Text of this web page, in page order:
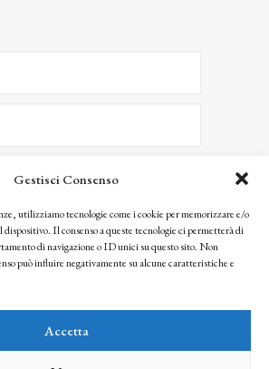
Gestisci Consenso
utilizziamo tecnologie come i cookie per memorizzare e/o
Il consenso a queste tecnologie ci permetterà di
di navigazione o ID unici su questo sito. Non
può influire negativamente su alcune caratteristiche e
Accetta
ISCRIVITI
riconosci che le tue informazioni saranno trattate
right reserved
dei diritti e dell’Istituto Matteucci